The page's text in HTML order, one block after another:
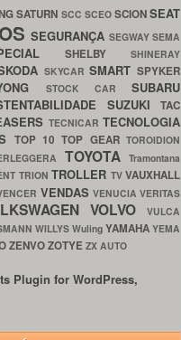
SATURN SCC SCEO SCIONSEAT
SEGURANÇA SEGWAYSEMA
SHELBY SHINERAY
SKYCARSMART SPYKER
STOCK CAR SUBARU
SUZUKITAC
TECNICAR TECNOLOGIA
TOP 10TOP GEARTOROIDION
TOYOTATramontana
TRIONTROLLER TVVAUXHALL
VENDAS VENUCIAVERITAS
VOLVO
VULCA
WILLYS Wuling YAMAHA YEMA
ZENVOZOTYE ZX AUTO